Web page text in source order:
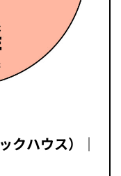
クハウス）｜